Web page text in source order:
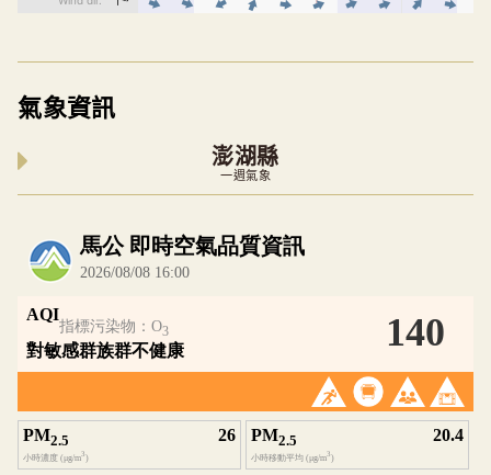
氣象資訊
澎湖縣
一週氣象
內嵌空氣品質小工具為視覺預覽，完整即時空